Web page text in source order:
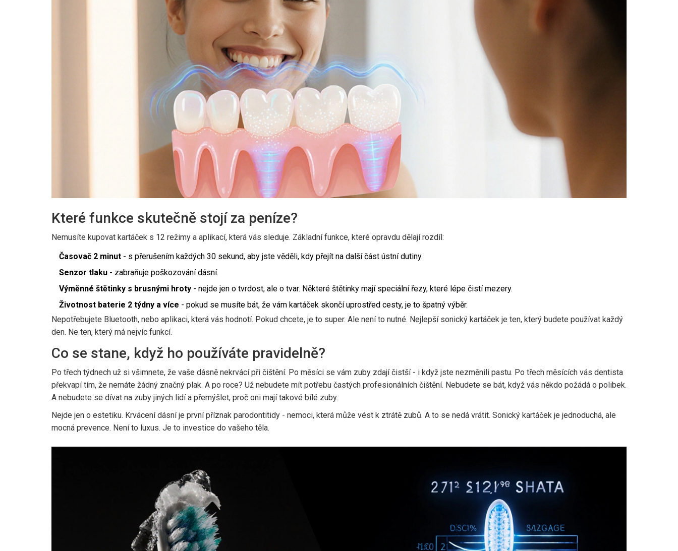
Které funkce skutečně stojí za peníze?
Nemusíte kupovat kartáček s 12 režimy a aplikací, která vás sleduje. Základní funkce, které opravdu dělají rozdíl:
Časovač 2 minut - s přerušením každých 30 sekund, aby jste věděli, kdy přejít na další část ústní dutiny.
Senzor tlaku - zabraňuje poškozování dásní.
Výměnné štětinky s brusnými hroty - nejde jen o tvrdost, ale o tvar. Některé štětinky mají speciální řezy, které lépe čistí mezery.
Životnost baterie 2 týdny a více - pokud se musíte bát, že vám kartáček skončí uprostřed cesty, je to špatný výběr.
Nepotřebujete Bluetooth, nebo aplikaci, která vás hodnotí. Pokud chcete, je to super. Ale není to nutné. Nejlepší sonický kartáček je ten, který budete používat každý
den. Ne ten, který má nejvíc funkcí.
Co se stane, když ho používáte pravidelně?
Po třech týdnech už si všimnete, že vaše dásně nekrvácí při čištění. Po měsíci se vám zuby zdají čistší - i když jste nezměnili pastu. Po třech měsících vás dentista
překvapí tím, že nemáte žádný značný plak. A po roce? Už nebudete mít potřebu častých profesionálních čištění. Nebudete se bát, když vás někdo požádá o polibek.
A nebudete se dívat na zuby jiných lidí a přemýšlet, proč oni mají takové bílé zuby.
Nejde jen o estetiku. Krvácení dásní je první příznak parodontitidy - nemoci, která může vést k ztrátě zubů. A to se nedá vrátit. Sonický kartáček je jednoduchá, ale
mocná prevence. Není to luxus. Je to investice do vašeho těla.